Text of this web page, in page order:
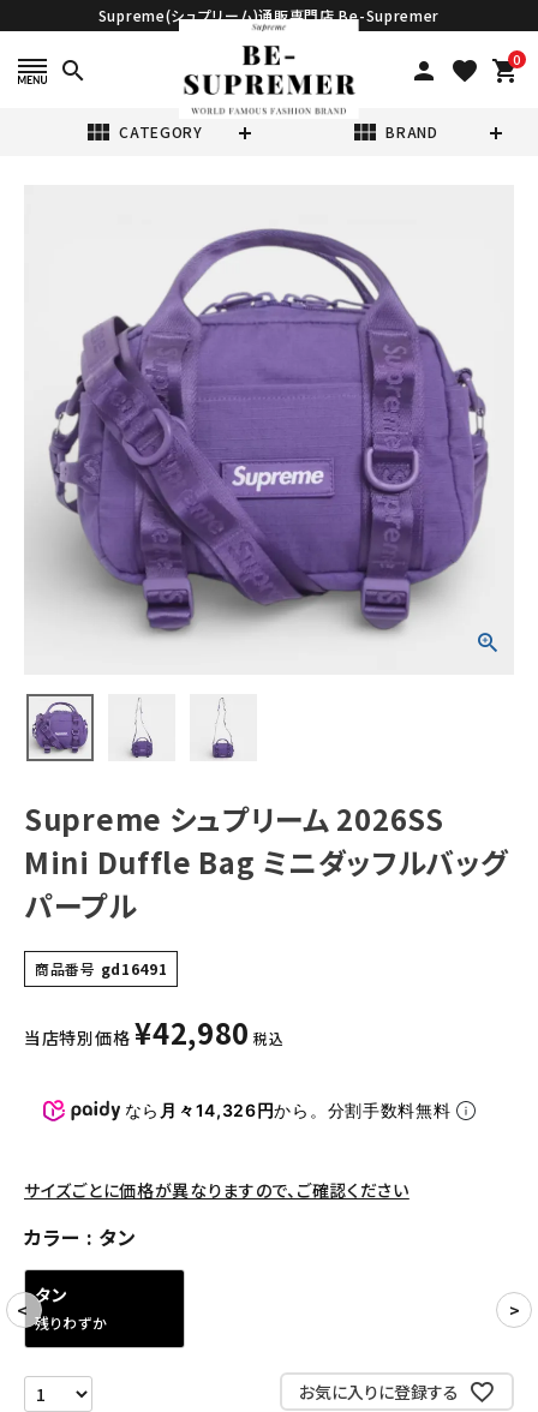
Supreme(シュプリーム)通販専門店 Be-Supremer
search person favorite 0
shopping_cart
view_module CATEGORY view_module BRAND
Supreme シュプ
リーム 2026SS
Mini Duffle Bag
ミニダッフルバッグ
¥42,980 (税込)
NEW ITEMS
Tシャツ・ロングスリーブ
パーカー・トレーナー
キャップ・ハット
ニット帽・ビーニー
その他バッグ類
スニーカー・ブーツ
COLLABORATION BRAND
SEASON
CONTENTS
ACCOUNT MENU
ようこそ ゲスト 様
Supreme シュプリーム 2026SS
Mini Duffle Bag ミニダッフルバッグ
パープル
商品番号 gd16491
当店特別価格 ¥42,980 税込
なら 月々14,326円から。分割手数料無料
サイズごとに価格が異なりますので、ご確認ください
カラー タン
タン
残りわずか
お気に入りに登録する